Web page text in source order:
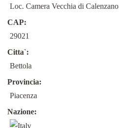
Loc. Camera Vecchia di Calenzano
CAP:
29021
Citta`:
Bettola
Provincia:
Piacenza
Nazione: